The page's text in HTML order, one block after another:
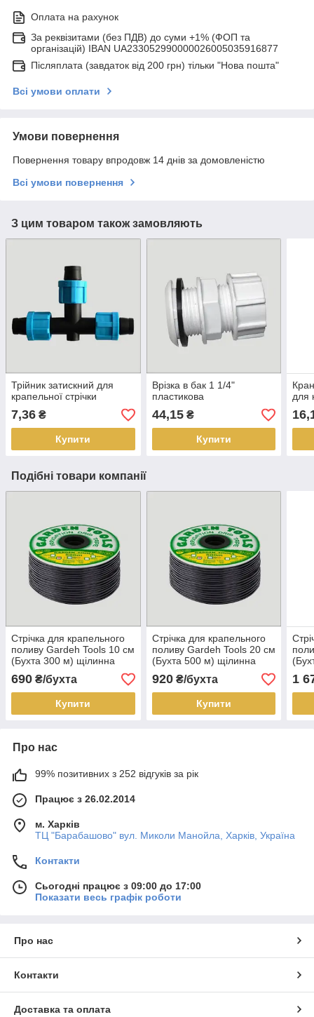
Оплата на рахунок
За реквізитами (без ПДВ) до суми +1% (ФОП та
організацій) IBAN UA233052990000026005035916877
Післяплата (завдаток від 200 грн) тільки "Нова пошта"
Всі умови оплати
Умови повернення
Повернення товару впродовж 14 днів за домовленістю
Всі умови повернення
З цим товаром також замовляють
Трійник затискний для
крапельної стрічки
7,36 ₴
Купити
Врізка в бак 1 1/4"
пластикова
44,15₴
Купити
для
Подібні товари компанії
Стрічка для крапельного
поливу Gardeh Tools 10 см
(Бухта 300 м) щілинна
690 ₴/бухта
Купити
Стрічка для крапельного
поливу Gardeh Tools 20 см
(Бухта 500 м) щілинна
920₴/бухта
Купити
1
Про нас
99% позитивних з 252 відгуків за рік
Працює з 26.02.2014
м. Харків
ТЦ "Барабашово" вул. Миколи Манойла, Харків, Україна
Контакти
Сьогодні працює з 09:00 до 17:00
Показати весь графік роботи
Про нас
Контакти
Доставка та оплата